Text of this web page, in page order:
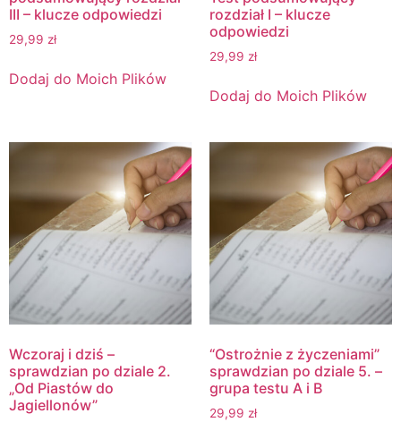
III – klucze odpowiedzi
29,99 zł
Dodaj do Moich Plików
rozdział I – klucze
odpowiedzi
29,99 zł
Dodaj do Moich Plików
Wczoraj i dziś –
sprawdzian po dziale 2.
„Od Piastów do
Jagiellonów”
“Ostrożnie z życzeniami”
sprawdzian po dziale 5. –
grupa testu A i B
29,99 zł